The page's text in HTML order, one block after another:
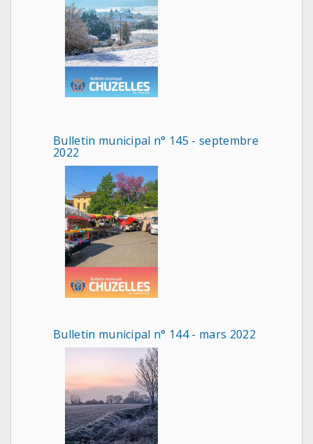
Bulletin municipal n° 145 - septembre
2022
Bulletin municipal n° 144 - mars 2022